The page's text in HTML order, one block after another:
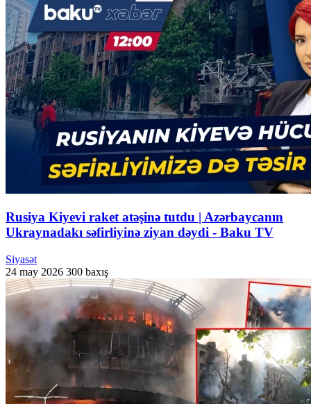
Rusiya Kiyevi raket atəşinə tutdu | Azərbaycanın
Ukraynadakı səfirliyinə ziyan dəydi - Baku TV
Siyasət
24 may 2026 300 baxış